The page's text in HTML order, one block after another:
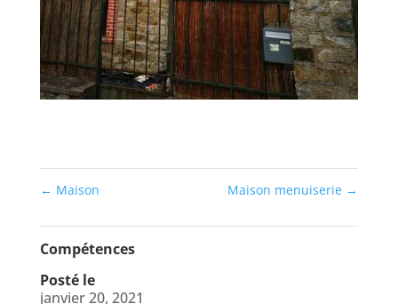
← Maison Maison menuiserie →
Compétences
Posté le
janvier 20, 2021